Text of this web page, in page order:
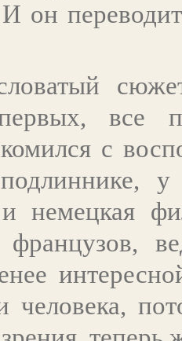
он
все
с
у
немецкая
французов,